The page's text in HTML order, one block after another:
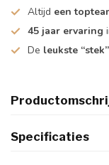
Altijd een
45 jaar ervaring
De leukste “stek”
Specificaties